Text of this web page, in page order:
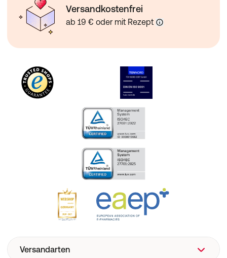
Versandkostenfrei
ab 19 € oder mit Rezept
Versandarten